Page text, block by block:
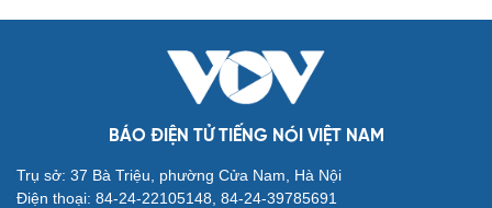
BÁO ĐIỆN TỬ TIẾNG NÓI VIỆT NAM
Trụ sở: 37 Bà Triệu, phường Cửa Nam, Hà Nội
Điện thoại: 84-24-22105148, 84-24-39785691